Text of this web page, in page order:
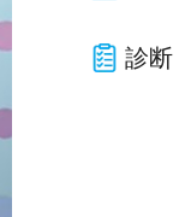
診断